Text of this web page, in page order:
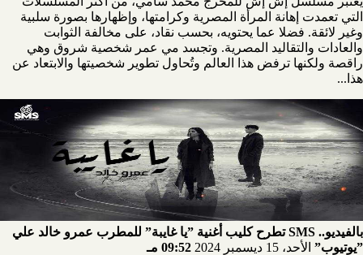
التي تعمدت إهانة المرأة المصرية وكرامتها، وإظهارها بصورة سلبية
وغير لائقة. فضلا عما يحتويه، بحسب نقاد، على مخالفة الثوابت
والعادات والتقاليد المصرية. وتجسد مي عمر شخصية شروق وهي
راقصة ولكنها ترفض هذا العالم وتُحاول تطوير شخصيتها والابتعاد عن
هذا...
بالفيديو.. SMS تطرح كليب أغنية ”يا غايبة” للمطرب عمرو خالد علي
”يوتيوب” الأحد، 15 ديسمبر 2024 09:52 مـ